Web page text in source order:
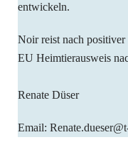
entwickeln.
Noir reist nach
EU Heimtierausweis
Renate Düser
Email: